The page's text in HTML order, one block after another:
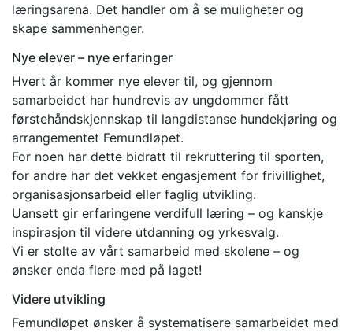
læringsarena. Det handler om å se muligheter og
skape sammenhenger.
Nye elever – nye erfaringer
Hvert år kommer nye elever til, og gjennom
samarbeidet har hundrevis av ungdommer fått
førstehåndskjennskap til langdistanse hundekjøring og
arrangementet Femundløpet.
For noen har dette bidratt til rekruttering til sporten,
for andre har det vekket engasjement for frivillighet,
organisasjonsarbeid eller faglig utvikling.
Uansett gir erfaringene verdifull læring – og kanskje
inspirasjon til videre utdanning og yrkesvalg.
Vi er stolte av vårt samarbeid med skolene – og
ønsker enda flere med på laget!
Videre utvikling
Femundløpet ønsker å systematisere samarbeidet med